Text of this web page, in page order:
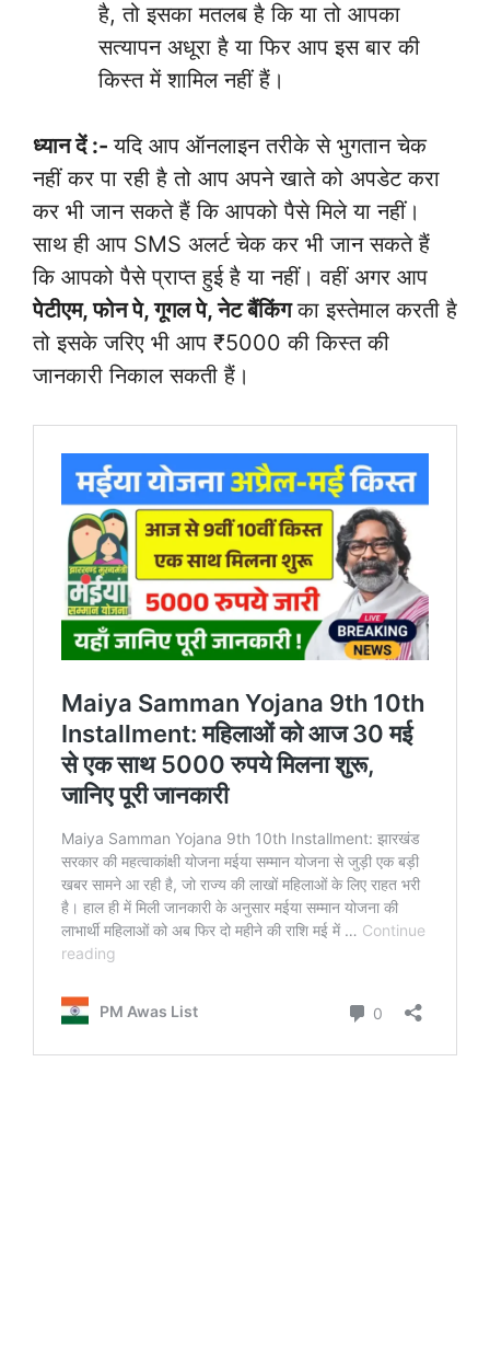
है, तो इसका मतलब है कि या तो आपका
सत्यापन अधूरा है या फिर आप इस बार की
किस्त में शामिल नहीं हैं।
ध्यान दें :-यदि आप ऑनलाइन तरीके से भुगतान चेक
नहीं कर पा रही है तो आप अपने खाते को अपडेट करा
कर भी जान सकते हैं कि आपको पैसे मिले या नहीं।
साथ ही आप SMS अलर्ट चेक कर भी जान सकते हैं
कि आपको पैसे प्राप्त हुई है या नहीं। वहीं अगर आप
पेटीएम, फोन पे, गूगल पे, नेट बैंकिंगका इस्तेमाल करती है
तो इसके जरिए भी आप ₹5000 की किस्त की
जानकारी निकाल सकती हैं।